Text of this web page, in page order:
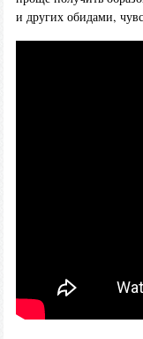
и других обидами,